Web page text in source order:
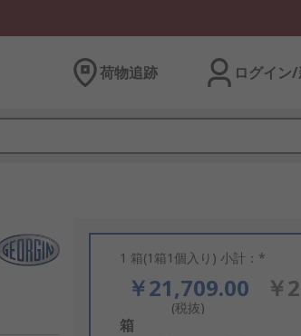
荷物追跡 ログイン
1 箱(1箱1個入り) 小計：*
￥21,709.00
(税抜)
￥
Add
箱